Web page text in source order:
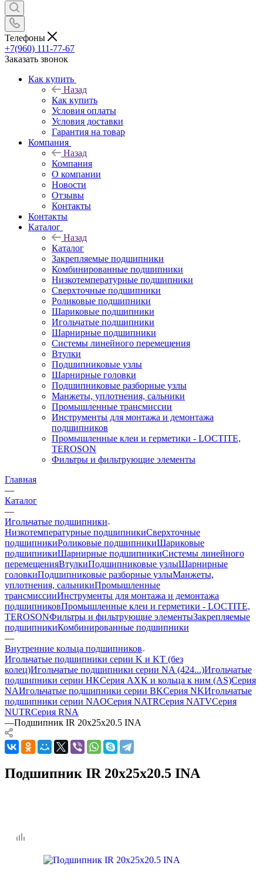
Телефоны
+7(960) 111-77-67
Заказать звонок
Как купить
Назад
Как купить
Условия оплаты
Условия доставки
Гарантия на товар
Компания
Назад
Компания
О компании
Новости
Отзывы
Контакты
Контакты
Каталог
Назад
Каталог
Закрепляемые подшипники
Комбинированные подшипники
Низкотемпературные подшипники
Сверхточные подшипники
Роликовые подшипники
Шариковые подшипники
Игольчатые подшипники
Шарнирные подшипники
Системы линейного перемещения
Втулки
Подшипниковые узлы
Шарнирные головки
Подшипниковые разборные узлы
Манжеты, уплотнения, сальники
Промышленные трансмиссии
Инструменты для монтажа и демонтажа
подшипников
Промышленные клеи и герметики - LOCTITE,
TEROSON
Фильтры и фильтрующие элементы
Главная
—
Каталог
—
Игольчатые подшипники
Низкотемпературные подшипникиСверхточные
подшипникиРоликовые подшипникиШариковые
подшипникиШарнирные подшипникиСистемы линейного
перемещенияВтулкиПодшипниковые узлыШарнирные
головкиПодшипниковые разборные узлыМанжеты,
уплотнения, сальникиПромышленные
трансмиссииИнструменты для монтажа и демонтажа
подшипниковПромышленные клеи и герметики - LOCTITE,
TEROSONФильтры и фильтрующие элементыЗакрепляемые
подшипникиКомбинированные подшипники
—
Внутренние кольца подшипников
Игольчатые подшипники серии K и KT (без
колец)Игольчатые подшипники серии NA (424...)Игольчатые
подшипники серии HKСерия AXK и кольца к ним (AS)Серия
NAИгольчатые подшипники серии BKСерия NKИгольчатые
подшипники серии NAOСерия NATRСерия NATVСерия
NUTRСерия RNA
—Подшипник IR 20x25x20.5 INA
Подшипник IR 20x25x20.5 INA